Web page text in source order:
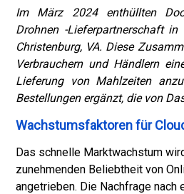
Im März 2024 enthüllten
Drohnen -Lieferpartnerschaft
Christenburg, VA. Diese
Verbrauchern und Händlern
Lieferung von Mahlzeiten
Bestellungen ergänzt, die von
Wachstumsfaktoren für
Das schnelle Marktwachstum
zunehmenden Beliebtheit von
angetrieben. Die Nachfrage nach